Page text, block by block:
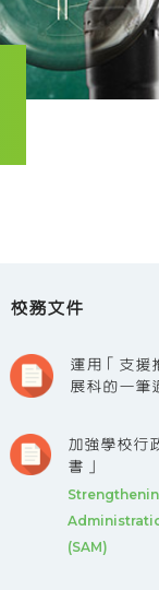
校務文件
運用「支援
展科的一筆
加強學校行
書」
(SAM)